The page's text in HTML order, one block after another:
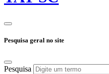
Pesquisa geral no site
Pesquisa